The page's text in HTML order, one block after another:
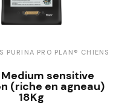
PURINA PRO PLAN® CHIENS
sensitive
(riche en agneau)
18Kg